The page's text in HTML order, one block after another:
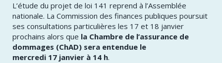
​L’étude du projet de loi 141 reprend à l’Assemblée
nationale. La Commission des finances publiques poursuit
ses consultations particulières les 17 et 18 janvier
prochains alors que la Chambre de l’assurance de
dommages (ChAD) sera entendue le
mercredi 17 janvier à 14 h.